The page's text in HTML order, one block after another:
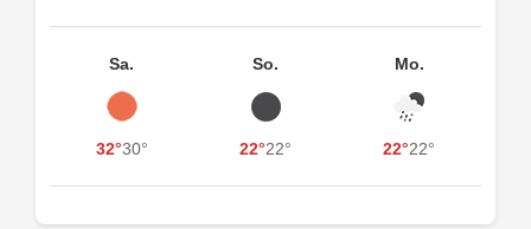
Sa.
32°30°
So.
22°22°
Mo.
22°22°